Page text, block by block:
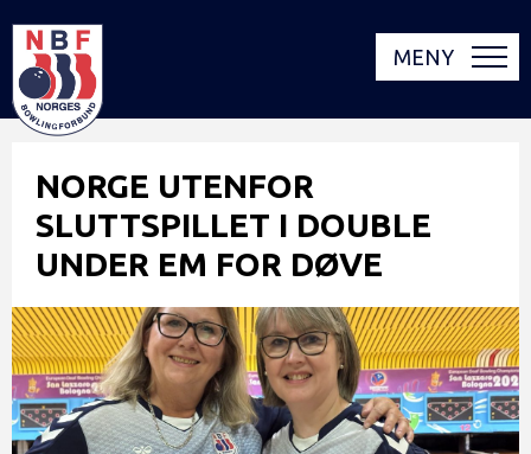
MENY
NORGE UTENFOR
SLUTTSPILLET I DOUBLE
UNDER EM FOR DØVE